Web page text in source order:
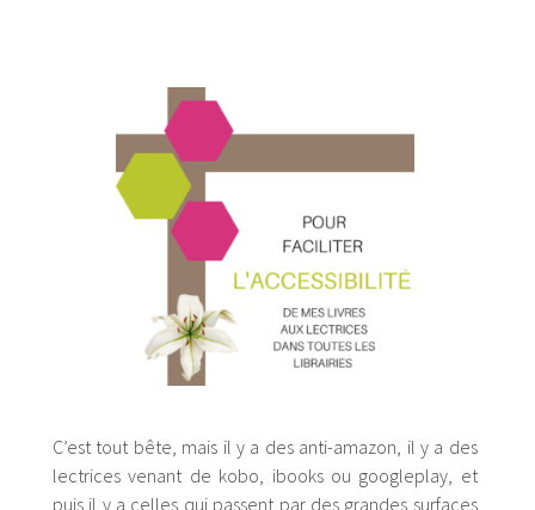
C’est tout bête, mais il y a des anti-amazon, il y a des
lectrices venant de kobo, ibooks ou googleplay, et
puis il y a celles qui passent par des grandes surfaces